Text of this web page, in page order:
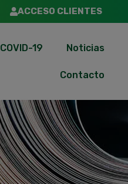
ACCESO CLIENTES
COVID-19 Noticias
Contacto